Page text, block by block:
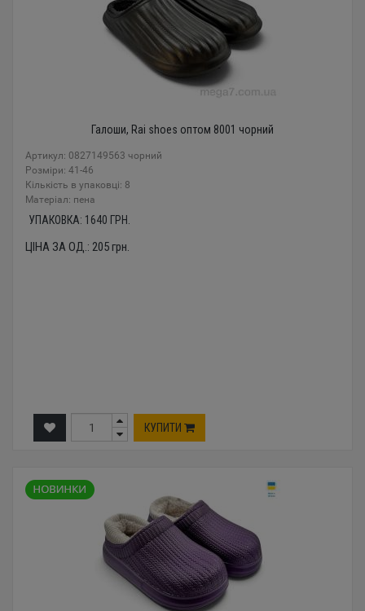
Галоши, Rai shoes оптом 8001 чорний
Артикул: 0827149563 чорний
Розміри: 41-46
Кількість в упаковці: 8
Mатеріал: пена
УПАКОВКА: 1640 ГРН.
ЦІНА ЗА ОД.: 205грн.
КУПИТИ